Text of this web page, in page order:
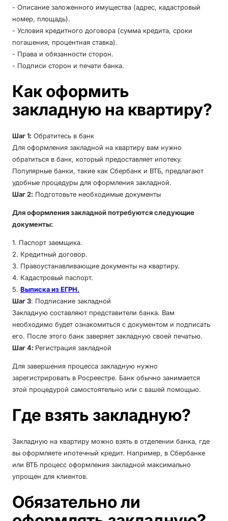
- Описание заложенного имущества (адрес, кадастровый
номер, площадь).
- Условия кредитного договора (сумма кредита, сроки
погашения, процентная ставка).
- Права и обязанности сторон.
- Подписи сторон и печати банка.
Как оформить
закладную на квартиру?
Шаг 1: Обратитесь в банк
Для оформления закладной на квартиру вам нужно
обратиться в банк, который предоставляет ипотеку.
Популярные банки, такие как Сбербанк и ВТБ, предлагают
удобные процедуры для оформления закладной.
Шаг 2: Подготовьте необходимые документы
Для оформления закладной потребуются следующие
документы:
1. Паспорт заемщика.
2. Кредитный договор.
3. Правоустанавливающие документы на квартиру.
4. Кадастровый паспорт.
5. Выписка из ЕГРН.
Шаг 3: Подписание закладной
Закладную составляют представители банка. Вам
необходимо будет ознакомиться с документом и подписать
его. После этого банк заверяет закладную своей печатью.
Шаг 4: Регистрация закладной
Для завершения процесса закладную нужно
зарегистрировать в Росреестре. Банк обычно занимается
этой процедурой самостоятельно или с вашей помощью.
Где взять закладную?
Закладную на квартиру можно взять в отделении банка, где
вы оформляете ипотечный кредит. Например, в Сбербанке
или ВТБ процесс оформления закладной максимально
упрощен для клиентов.
Обязательно ли